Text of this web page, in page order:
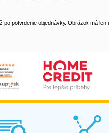
po potvrdenie objednávky. Obrázok má len